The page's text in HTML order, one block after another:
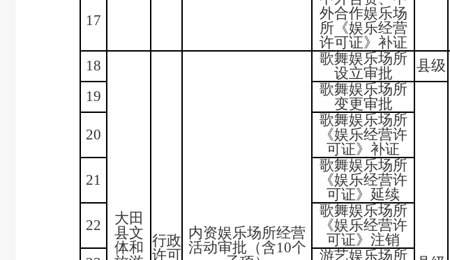
17
外合作娱乐场
所《娱乐经营
许可证》补证
18
大田
县文
体和 行政
许可
内资娱乐场所经营
活动审批（含10个
歌舞娱乐场所
设立审批
县级
19
歌舞娱乐场所
变更审批
20
歌舞娱乐场所
《娱乐经营许
可证》补证
21
歌舞娱乐场所
《娱乐经营许
可证》延续
22
歌舞娱乐场所
《娱乐经营许
可证》注销
游艺娱乐场所